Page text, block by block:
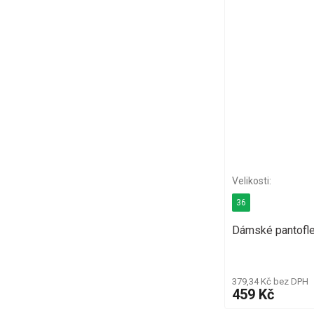
Dámské
379,34 Kč bez DPH
459 Kč
36